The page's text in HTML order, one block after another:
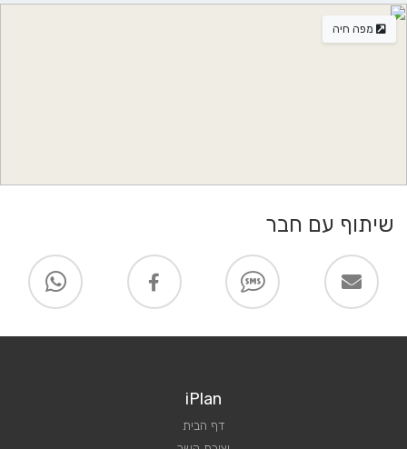
מפה חיה
שיתוף עם חבר
iPlan
דף הבית